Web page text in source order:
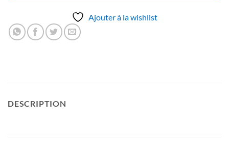
Ajouter à la wishlist
DESCRIPTION